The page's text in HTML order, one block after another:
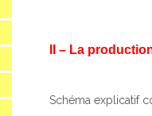
II – La
Schéma explicatif